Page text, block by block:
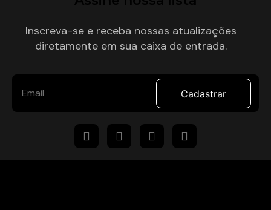
Inscreva-se e receba nossas atualizações
diretamente em sua caixa de entrada.
Cadastrar